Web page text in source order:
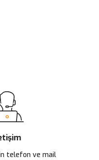
telefon ve mail